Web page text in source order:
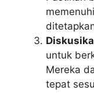
untuk
Mereka
tepat